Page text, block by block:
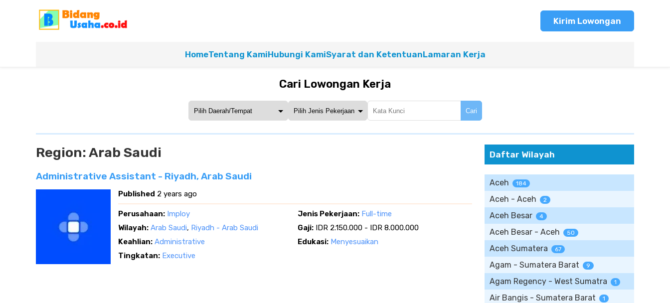
Kirim Lowongan
HomeTentang KamiHubungi KamiSyarat dan KetentuanLamaran Kerja
Cari Lowongan Kerja
Cari
Region:Arab Saudi
Administrative Assistant - Riyadh, Arab Saudi
Published 2 years ago
Perusahaan: Imploy Jenis Pekerjaan: Full-time
Wilayah: Arab Saudi, Riyadh - Arab Saudi Gaji: IDR 2.150.000 - IDR 8.000.000
Keahlian: Administrative Edukasi: Menyesuaikan
Tingkatan: Executive
Daftar Wilayah
Aceh 184
Aceh - Aceh 2
Aceh Besar 4
Aceh Besar - Aceh 50
Aceh Sumatera 67
Agam - Sumatera Barat 9
Agam Regency - West Sumatra 1
Air Bangis - Sumatera Barat 1